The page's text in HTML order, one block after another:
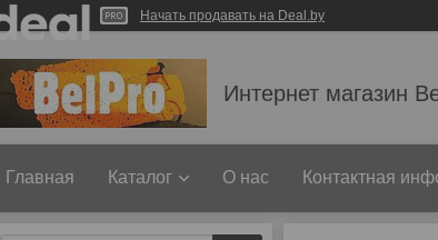
Начать продавать на Deal.by
Интернет магазин
Главная Каталог О нас Контактная